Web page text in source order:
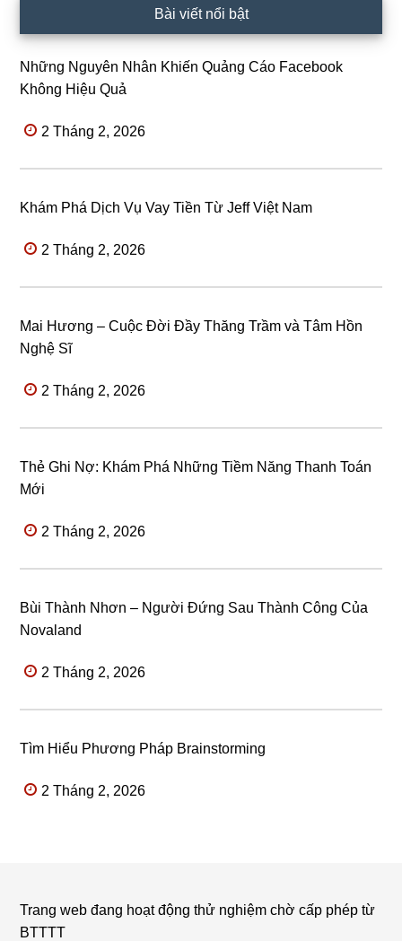
Bài viết nổi bật
Những Nguyên Nhân Khiến Quảng Cáo Facebook
Không Hiệu Quả
2 Tháng 2, 2026
Khám Phá Dịch Vụ Vay Tiền Từ Jeff Việt Nam
2 Tháng 2, 2026
Mai Hương – Cuộc Đời Đầy Thăng Trầm và Tâm Hồn
Nghệ Sĩ
2 Tháng 2, 2026
Thẻ Ghi Nợ: Khám Phá Những Tiềm Năng Thanh Toán
Mới
2 Tháng 2, 2026
Bùi Thành Nhơn – Người Đứng Sau Thành Công Của
Novaland
2 Tháng 2, 2026
Tìm Hiểu Phương Pháp Brainstorming
2 Tháng 2, 2026
Footer
Trang web đang hoạt động thử nghiệm chờ cấp phép từ
BTTTT